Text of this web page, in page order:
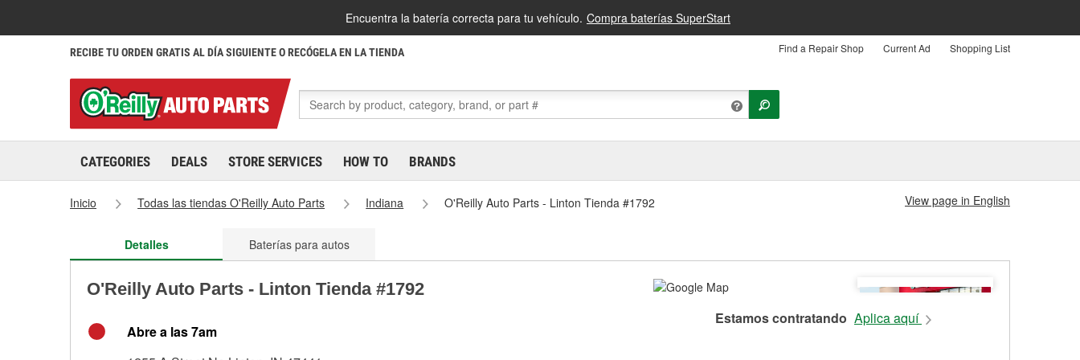
Encuentra la batería correcta para tu vehículo. Compra baterías SuperStart
RECIBE TU ORDEN GRATIS AL DÍA SIGUIENTE O RECÓGELA EN LA TIENDA Find a Repair Shop Current Ad Shopping List
CATEGORIES DEALS STORE SERVICES HOW TO BRANDS
Inicio Todas las tiendas O'Reilly Auto Parts Indiana O'Reilly Auto Parts - Linton Tienda #1792 View page in English
Detalles Baterías para autos
O'Reilly Auto Parts - Linton Tienda #1792
Abre a las 7am
Estamos contratando Aplica aquí